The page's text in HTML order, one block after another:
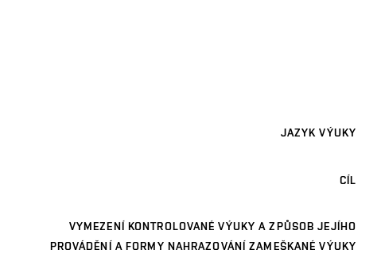
JAZYK VÝUKY
CÍL
VYMEZENÍ KONTROLOVANÉ VÝUKY A ZPŮSOB JEJÍHO
PROVÁDĚNÍ A FORMY NAHRAZOVÁNÍ ZAMEŠKANÉ VÝUKY